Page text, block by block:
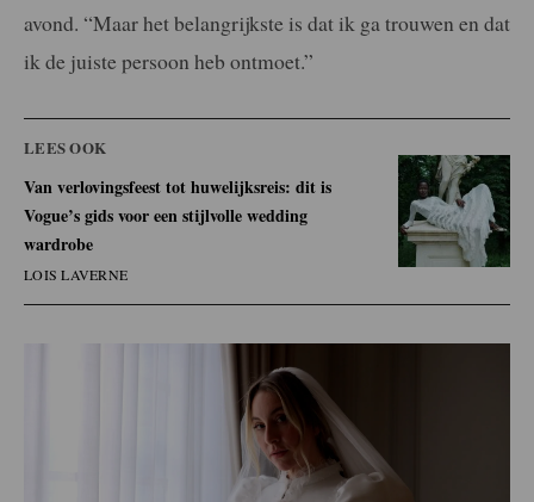
avond. “Maar het belangrijkste is dat ik ga trouwen en dat
ik de juiste persoon heb ontmoet.”
LEES OOK
Van verlovingsfeest tot huwelijksreis: dit is
Vogue’s gids voor een stijlvolle wedding
wardrobe
LOIS LAVERNE